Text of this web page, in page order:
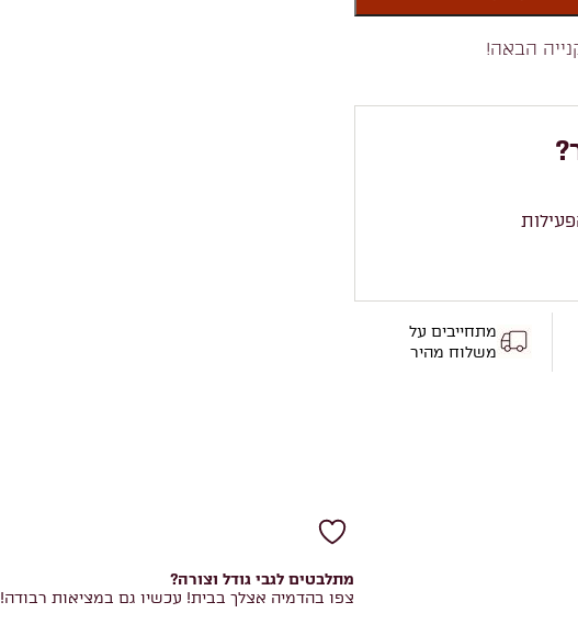
הבאה!
מתחייבים על
משלוח מהיר
מתלבטים לגבי גודל וצורה?
צפו בהדמיה אצלך בבית! עכשיו גם במציאות רבודה!